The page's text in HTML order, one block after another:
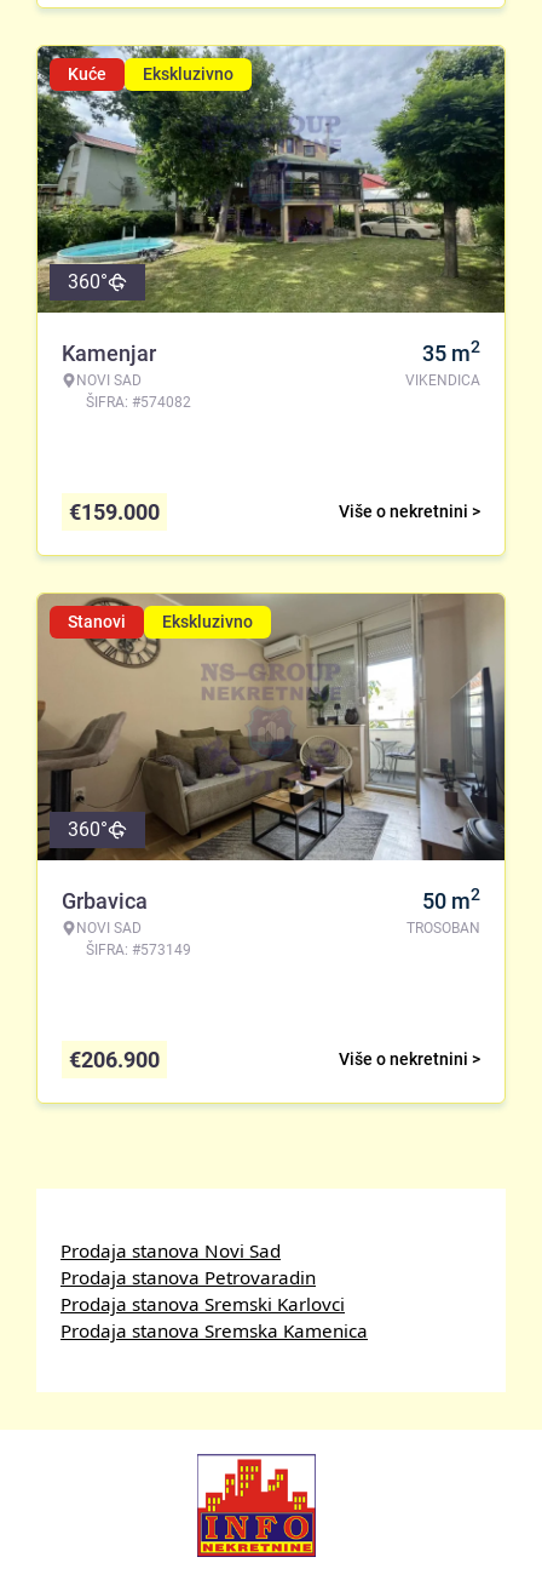
Kuće Ekskluzivno
360°
Kamenjar
NOVI SAD
ŠIFRA: #574082
35 m2
VIKENDICA
Više o nekretnini >
€159.000
Stanovi Ekskluzivno
360°
Grbavica
NOVI SAD
ŠIFRA: #573149
50 m2
TROSOBAN
Više o nekretnini >
€206.900
Prodaja stanova Novi Sad
Prodaja stanova Petrovaradin
Prodaja stanova Sremski Karlovci
Prodaja stanova Sremska Kamenica